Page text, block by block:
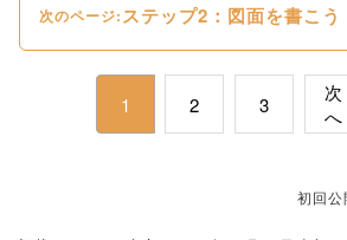
次のページ:ステップ2：図面を書こう
1 2 3
次
へ
初回